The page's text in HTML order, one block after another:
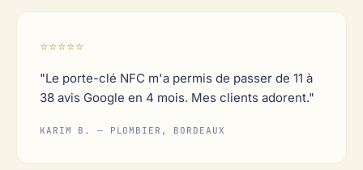
⭐⭐⭐⭐⭐
"Le porte-clé NFC m'a permis de passer de 11 à
38 avis Google en 4 mois. Mes clients adorent."
KARIM B. — PLOMBIER, BORDEAUX